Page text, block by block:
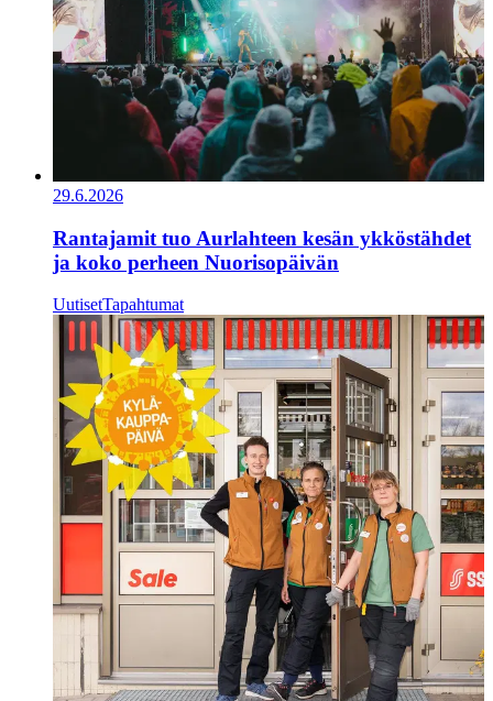
29.6.2026
Rantajamit tuo Aurlahteen kesän ykköstähdet
ja koko perheen Nuorisopäivän
UutisetTapahtumat